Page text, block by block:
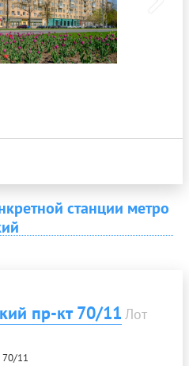
станции метро
пр-кт 70/11 Лот
70/11